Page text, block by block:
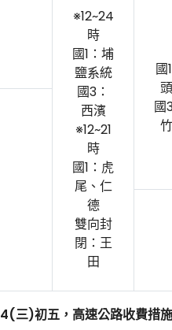
※12~24
時
國1：埔
鹽系統
國3：
西濱
※12~21
時
國1：虎
尾、仁
德
雙向封
閉：王
田
國
國
)初五，高速公路收費措施